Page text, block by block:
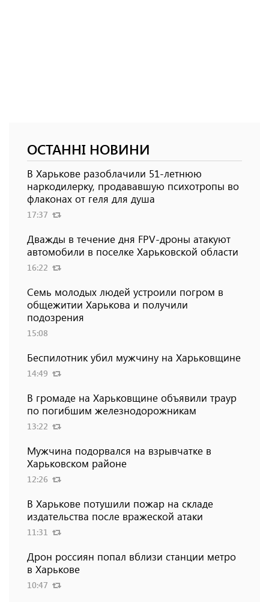
ОСТАННІ НОВИНИ
В Харькове разоблачили 51-летнюю
наркодилерку, продававшую психотропы во
флаконах от геля для душа
17:37
Дважды в течение дня FPV-дроны атакуют
автомобили в поселке Харьковской области
16:22
Семь молодых людей устроили погром в
общежитии Харькова и получили
подозрения
15:08
Беспилотник убил мужчину на Харьковщине
14:49
В громаде на Харьковщине объявили траур
по погибшим железнодорожникам
13:22
Мужчина подорвался на взрывчатке в
Харьковском районе
12:26
В Харькове потушили пожар на складе
издательства после вражеской атаки
11:31
Дрон россиян попал вблизи станции метро
в Харькове
10:47